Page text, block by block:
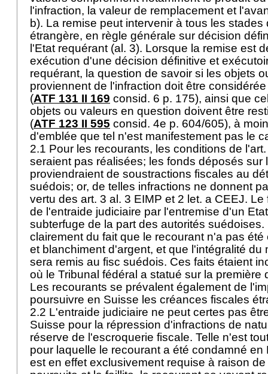
l'infraction, la valeur de remplacement et
b). La remise peut intervenir à tous les stades
étrangère, en règle générale sur décision
l'Etat requérant (al. 3). Lorsque la remise est
exécution d'une décision définitive et
requérant, la question de savoir si les objets
proviennent de l'infraction doit être
(ATF 131 II 169 consid. 6 p. 175), ainsi que
objets ou valeurs en question doivent être
(ATF 123 II 595 consid. 4e p. 604/605), à
d'emblée que tel n'est manifestement pas le
2.1 Pour les recourants, les conditions de l'
seraient pas réalisées; les fonds déposés sur
proviendraient de soustractions fiscales au
suédois; or, de telles infractions ne donnent
vertu des art. 3 al. 3 EIMP et 2 let. a CEEJ.
de l'entraide judiciaire par l'entremise d'un
subterfuge de la part des autorités suédoises.
clairement du fait que le recourant n'a pas
et blanchiment d'argent, et que l'intégralité du
sera remis au fisc suédois. Ces faits étaient
où le Tribunal fédéral a statué sur la première
Les recourants se prévalent également de
poursuivre en Suisse les créances fiscales
2.2 L'entraide judiciaire ne peut certes pas
Suisse pour la répression d'infractions de
réserve de l'escroquerie fiscale. Telle n'est
pour laquelle le recourant a été condamné en
est en effet exclusivement requise à raison